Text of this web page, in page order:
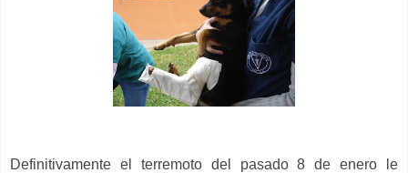
Definitivamente el terremoto del pasado 8 de enero le